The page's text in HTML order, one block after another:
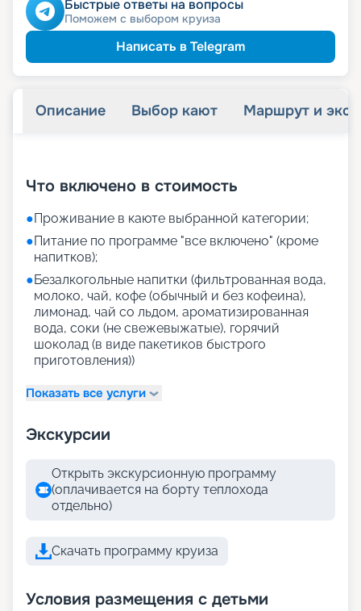
Быстрые ответы на вопросы
Поможем с выбором круиза
Написать в Telegram
Описание Выбор кают Маршрут и
Что включено в стоимость
●Проживание в каюте выбранной категории;
●Питание по программе "все включено" (кроме
напитков);
●Безалкогольные напитки (фильтрованная вода,
молоко, чай, кофе (обычный и без кофеина),
лимонад, чай со льдом, ароматизированная
вода, соки (не свежевыжатые), горячий
шоколад (в виде пакетиков быстрого
приготовления))
Показать все услуги
Экскурсии
Открыть экскурсионную программу
(оплачивается на борту теплохода
отдельно)
Скачать программу круиза
Условия размещения с детьми